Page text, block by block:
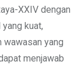
XXIV dengan
kuat,
wawasan yang
menjawab